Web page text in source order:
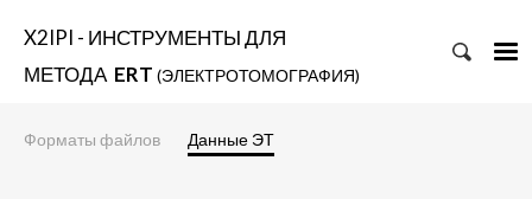
X2IPI - ИНСТРУМЕНТЫ ДЛЯ
МЕТОДА ERT (ЭЛЕКТРОТОМОГРАФИЯ)
Форматы файлов Данные ЭТ